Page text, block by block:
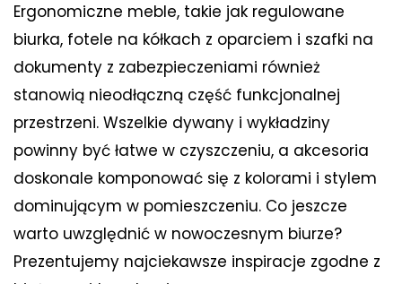
Ergonomiczne meble, takie jak regulowane
biurka, fotele na kółkach z oparciem i szafki na
dokumenty z zabezpieczeniami również
stanowią nieodłączną część funkcjonalnej
przestrzeni. Wszelkie dywany i wykładziny
powinny być łatwe w czyszczeniu, a akcesoria
doskonale komponować się z kolorami i stylem
dominującym w pomieszczeniu. Co jeszcze
warto uwzględnić w nowoczesnym biurze?
Prezentujemy najciekawsze inspiracje zgodne z